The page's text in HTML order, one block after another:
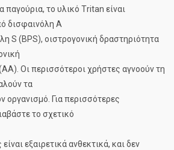
παγούρια, το υλικό Τritan είναι
δισφαινόλη Α
S (BPS), οιστρογονική δραστηριότητα
Οι περισσότεροι χρήστες αγνοούν τη
τα
οργανισμό. Για περισσότερες
το σχετικό
εξαιρετικά ανθεκτικά, και δεν